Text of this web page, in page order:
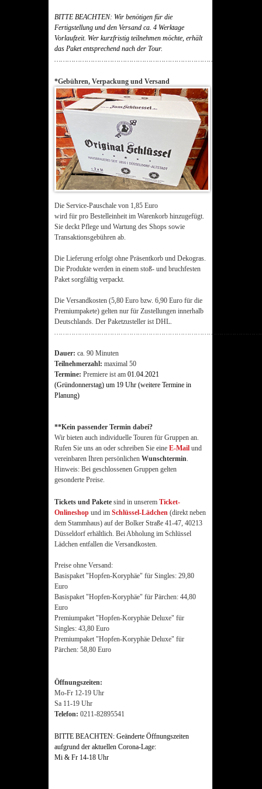
BITTE BEACHTEN: Wir benötigen für die
Fertigstellung und den Versand ca. 4 Werktage
Vorlaufzeit. Wer kurzfristig teilnehmen möchte, erhält
das Paket entsprechend nach der Tour.
*Gebühren, Verpackung und Versand
Die Service-Pauschale von 1,85 Euro
wird für pro Bestelleinheit im Warenkorb hinzugefügt.
Sie deckt Pflege und Wartung des Shops sowie
Transaktionsgebühren ab.
Die Lieferung erfolgt ohne Präsentkorb und Dekogras.
Die Produkte werden in einem stoß- und bruchfesten
Paket sorgfältig verpackt.
Die Versandkosten (5,80 Euro bzw. 6,90 Euro für die
Premiumpakete) gelten nur für Zustellungen innerhalb
Deutschlands. Der Paketzusteller ist DHL.
Dauer: ca. 90 Minuten
Teilnehmerzahl: maximal 50
Termine: Premiere ist am 01.04.2021
(Gründonnerstag) um 19 Uhr (weitere Termine in
Planung)
**Kein passender Termin dabei?
Wir bieten auch individuelle Touren für Gruppen an.
Rufen Sie uns an oder schreiben Sie eine E-Mail und
vereinbaren Ihren persönlichen Wunschtermin.
Hinweis: Bei geschlossenen Gruppen gelten
gesonderte Preise.
Tickets und Pakete sind in unserem Ticket-
Onlineshop und im Schlüssel-Lädchen (direkt neben
dem Stammhaus) auf der Bolker Straße 41-47, 40213
Düsseldorf erhältlich. Bei Abholung im Schlüssel
Lädchen entfallen die Versandkosten.
Preise ohne Versand:
Basispaket "Hopfen-Koryphäe" für Singles: 29,80
Euro
Basispaket "Hopfen-Koryphäe" für Pärchen: 44,80
Euro
Premiumpaket "Hopfen-Koryphäe Deluxe" für
Singles: 43,80 Euro
Premiumpaket "Hopfen-Koryphäe Deluxe" für
Pärchen: 58,80 Euro
Öffnungszeiten:
Mo-Fr 12-19 Uhr
Sa 11-19 Uhr
Telefon: 0211-82895541
BITTE BEACHTEN: Geänderte Öffnungszeiten
aufgrund der aktuellen Corona-Lage:
Mi & Fr 14-18 Uhr